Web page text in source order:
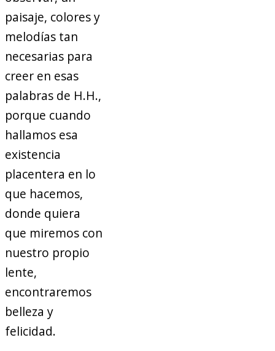
paisaje, colores y
melodías tan
necesarias para
creer en esas
palabras de H.H.,
porque cuando
hallamos esa
existencia
placentera en lo
que hacemos,
donde quiera
que miremos con
nuestro propio
lente,
encontraremos
belleza y
felicidad.